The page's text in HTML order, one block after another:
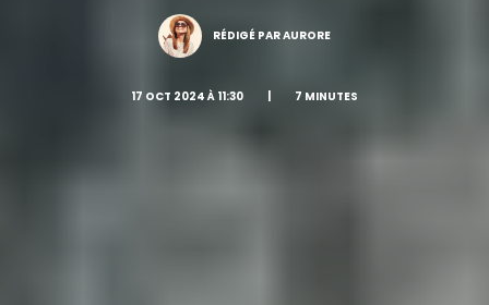
RÉDIGÉ PAR AURORE
17 OCT 2024 À 11:30 | 7 MINUTES